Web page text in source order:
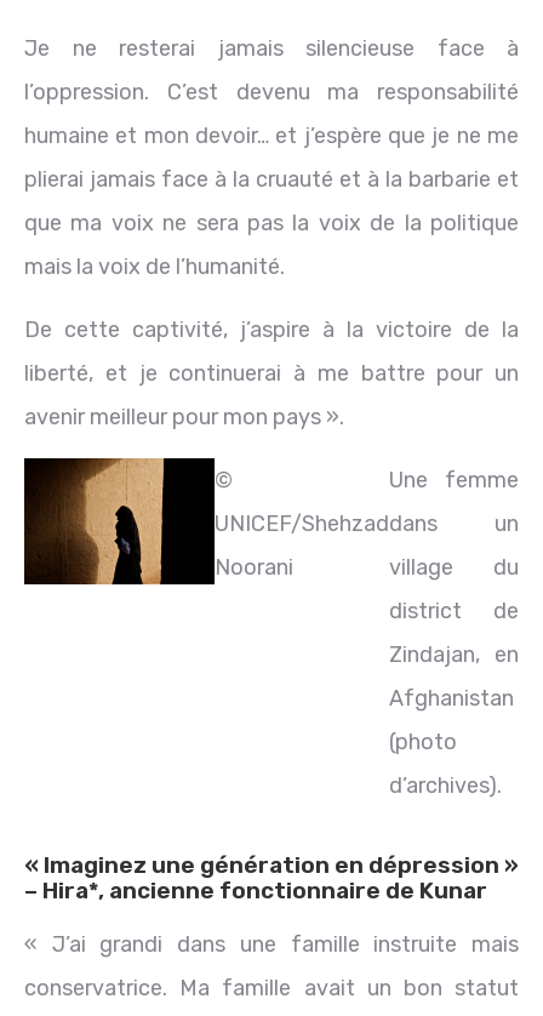
Je ne resterai jamais silencieuse face à
l’oppression. C’est devenu ma responsabilité
humaine et mon devoir… et j’espère que je ne me
plierai jamais face à la cruauté et à la barbarie et
que ma voix ne sera pas la voix de la politique
mais la voix de l’humanité.
De cette captivité, j’aspire à la victoire de la
liberté, et je continuerai à me battre pour un
avenir meilleur pour mon pays ».
©
UNICEF/Shehzad
Noorani
Une femme
dans un
village du
district de
Zindajan, en
Afghanistan
(photo
d’archives).
« Imaginez une génération en dépression »
– Hira*, ancienne fonctionnaire de Kunar
« J’ai grandi dans une famille instruite mais
conservatrice. Ma famille avait un bon statut